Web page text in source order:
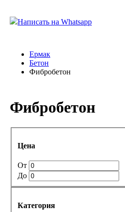
Написать на Whatsapp
Ермак
Бетон
Фибробетон
Фибробетон
Цена
От
До
Категория